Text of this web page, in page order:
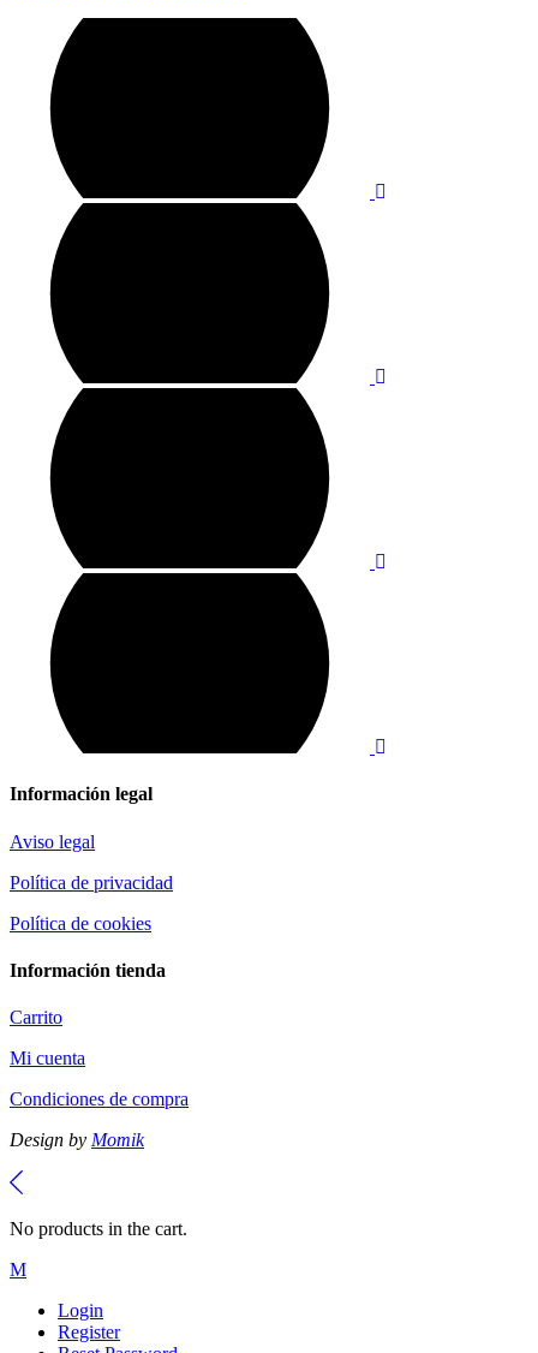
Información legal
Aviso legal
Política de privacidad
Política de cookies
Información tienda
Carrito
Mi cuenta
Condiciones de compra
Design by Momik
No products in the cart.
Login
Register